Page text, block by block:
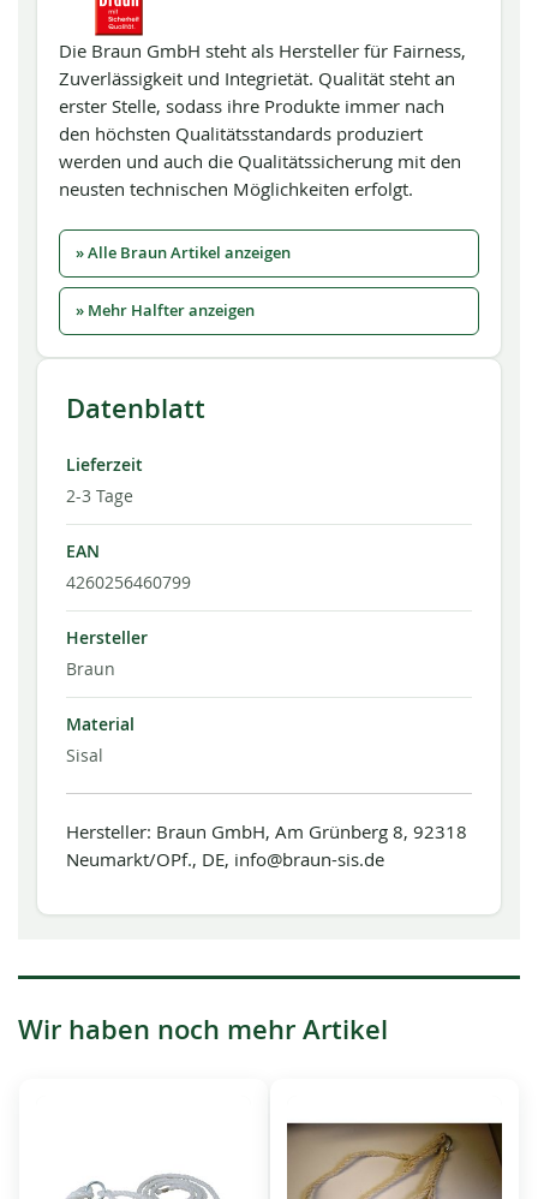
Die Braun GmbH steht als Hersteller für Fairness,
Zuverlässigkeit und Integrietät. Qualität steht an
erster Stelle, sodass ihre Produkte immer nach
den höchsten Qualitätsstandards produziert
werden und auch die Qualitätssicherung mit den
neusten technischen Möglichkeiten erfolgt.
» Alle Braun Artikel anzeigen
» Mehr Halfter anzeigen
Datenblatt
Lieferzeit
2-3 Tage
EAN
4260256460799
Hersteller
Braun
Material
Sisal
Hersteller: Braun GmbH, Am Grünberg 8, 92318
Neumarkt/OPf., DE, info@braun-sis.de
Wir haben noch mehr Artikel